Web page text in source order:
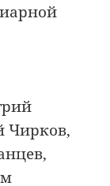
Чирков,